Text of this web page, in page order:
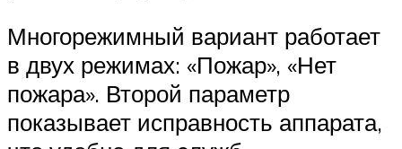
Многорежимный вариант работает
в двух режимах: «Пожар», «Нет
пожара». Второй параметр
показывает исправность аппарата,